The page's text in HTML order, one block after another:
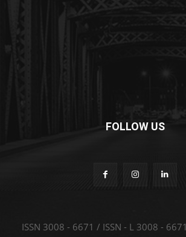
FOLLOW US
ISSN 3008 - 6671 / ISSN - L 3008 - 6671